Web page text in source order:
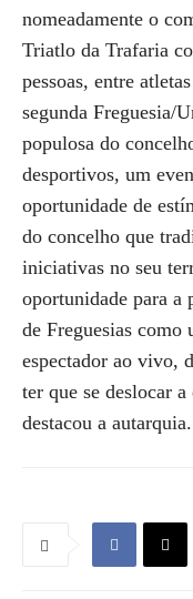
nomeadamente o
Triatlo da Trafaria
pessoas, entre
segunda Freguesia/
populosa do
desportivos, um
oportunidade de
do concelho que
iniciativas no seu
oportunidade para a
de Freguesias
espectador ao vivo,
ter que se deslocar
destacou a autarquia.